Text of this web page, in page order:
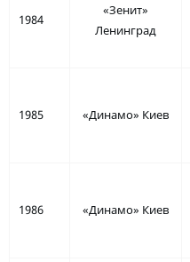
1984
«Зенит»
Ленинград
1985 «Динамо» Киев
1986 «Динамо» Киев